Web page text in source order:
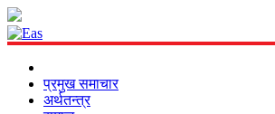
प्रमुख समाचार
अर्थतन्त्र